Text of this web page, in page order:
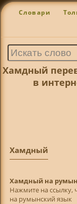
Словари
Хамдный
в
Хамдный
Хамдный на
Нажмите на ссылку,
на румынский язык